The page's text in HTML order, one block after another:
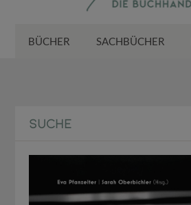
BÜCHER SACHBÜCHER
SUCHE